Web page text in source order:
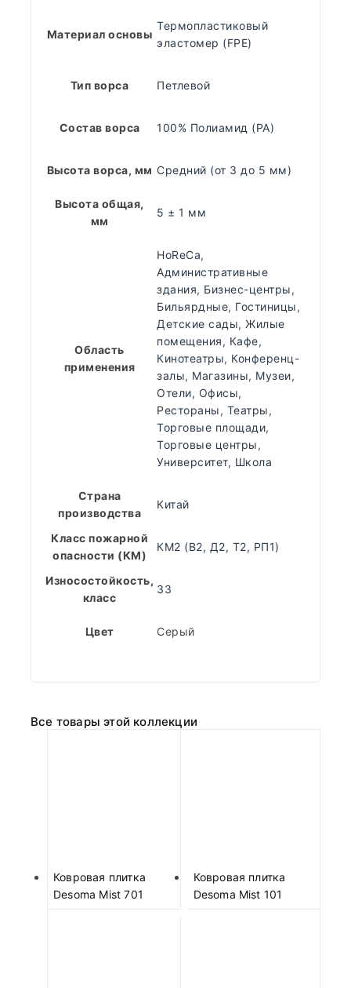
Материал основы
Термопластиковый
эластомер (FPE)
Тип ворса Петлевой
Состав ворса 100% Полиамид (PA)
Высота ворса, мм Средний (от 3 до 5 мм)
Высота общая,
мм
5 ± 1 мм
Область
применения
HoReCa,
Административные
здания, Бизнес-центры,
Бильярдные, Гостиницы,
Детские сады, Жилые
помещения, Кафе,
Кинотеатры, Конференц-
залы, Магазины, Музеи,
Отели, Офисы,
Рестораны, Театры,
Торговые площади,
Торговые центры,
Университет, Школа
Страна
производства
Китай
Класс пожарной
опасности (КМ)
КМ2 (В2, Д2, Т2, РП1)
Износостойкость,
класс
33
Цвет Серый
Все товары этой коллекции
Ковровая плитка
Desoma Mist 701
Ковровая плитка
Desoma Mist 101